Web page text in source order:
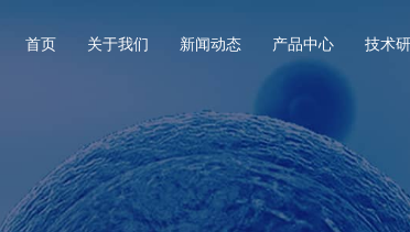
首页 关于我们 新闻动态 产品中心 技术